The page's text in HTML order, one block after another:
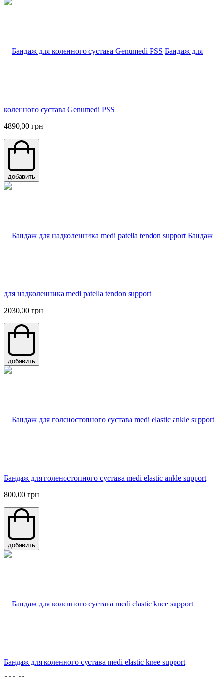
Бандаж для
коленного сустава Genumedi PSS
4890,00 грн
добавить
Бандаж
для надколенника medi patella tendon support
2030,00 грн
добавить
Бандаж для голеностопного сустава medi elastic ankle support
800,00 грн
добавить
Бандаж для коленного сустава medi elastic knee support